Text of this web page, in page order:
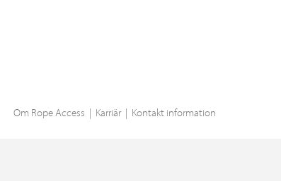
Om Rope Access Karriär Kontakt information